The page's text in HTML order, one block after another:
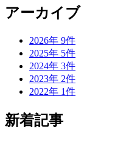
アーカイブ
2026年 9件
2025年 5件
2024年 3件
2023年 2件
2022年 1件
新着記事